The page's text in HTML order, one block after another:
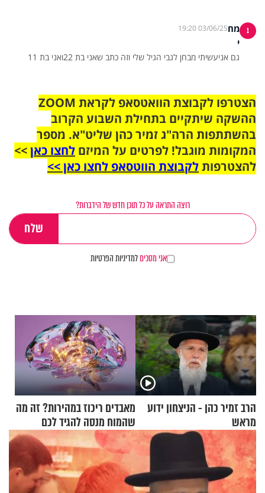
1 מח03/06/25 19:20
י
גם אניעשיתי מבחן לגבי הגיל שלי וזה כתב שאני בת 22ואני בת 11
הצטרפו לקבוצת הוואטסאפ לקראת ZOOM
ההשקה שיתקיים בתחילת השבוע הקרוב
בהשתתפות הרה"ג זמיר כהן שליט"א. מספר
המקומות מוגבל! לפרטים על המיזם לחצו כאן>>
להצטרפותלקבוצת הווטסאפ לחצו כאן >>
רוצה התראה על כל תוכן חדש של הידברות?
אני מסכיםלמדיניות הפרטיות
הרב זמיר כהן - הניצחון ידוע
מראש
מאבדים ריכוז במהירות? זה מה
שהמוח מנסה להגיד לכם